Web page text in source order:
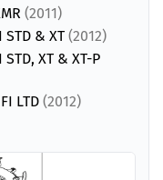
(2011)
& XT (2012)
XT & XT-P
LTD (2012)